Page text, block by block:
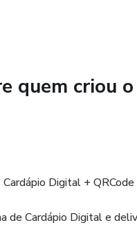
início ao fim ou por
quem criou
Digital +
de Cardápio Digital e